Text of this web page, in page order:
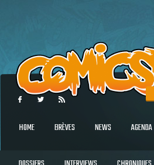
HOME BRÈVES NEWS AGENDA